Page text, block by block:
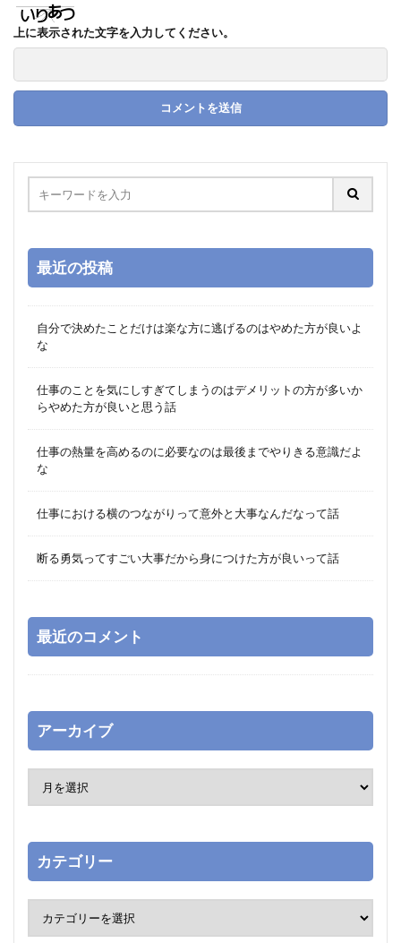
上に表示された文字を入力してください。
最近の投稿
自分で決めたことだけは楽な方に逃げるのはやめた方が良いよ
な
仕事のことを気にしすぎてしまうのはデメリットの方が多いか
らやめた方が良いと思う話
仕事の熱量を高めるのに必要なのは最後までやりきる意識だよ
な
仕事における横のつながりって意外と大事なんだなって話
断る勇気ってすごい大事だから身につけた方が良いって話
最近のコメント
アーカイブ
カテゴリー